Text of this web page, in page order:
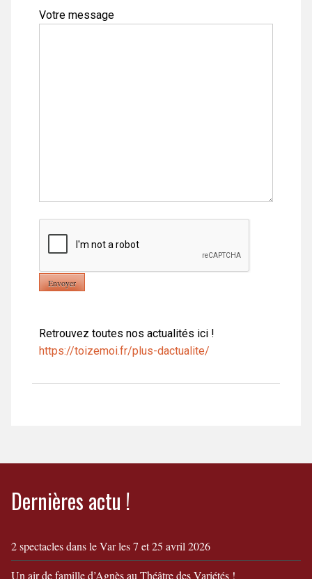
Votre message
Retrouvez toutes nos actualités ici !
https://toizemoi.fr/plus-dactualite/
Dernières actu !
2 spectacles dans le Var les 7 et 25 avril 2026
Un air de famille d’Agnès au Théâtre des Variétés !